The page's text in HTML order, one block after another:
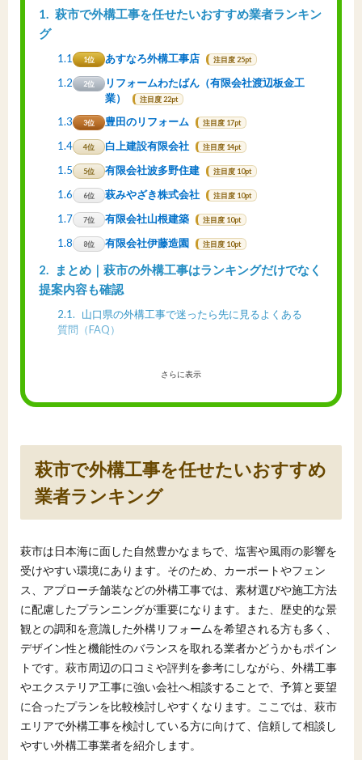
1
萩市で外構工事を任せたいおすすめ業者ランキン
グ
1.1 1位 あすなろ外構工事店 注目度 25pt
1.2 2位
リフォームわたばん（有限会社渡辺板金工
業）
注目度 22pt
1.3 3位 豊田のリフォーム 注目度 17pt
1.4 4位 白上建設有限会社 注目度 14pt
1.5 5位 有限会社波多野住建 注目度 10pt
1.6 6位 萩みやざき株式会社 注目度 10pt
1.7 7位 有限会社山根建築 注目度 10pt
1.8 8位 有限会社伊藤造園 注目度 10pt
2
まとめ｜萩市の外構工事はランキングだけでなく
提案内容も確認
2.1
山口県の外構工事で迷ったら先に見るよくある
質問（FAQ）
さらに表示
萩市で外構工事を任せたいおすすめ
業者ランキング
萩市は日本海に面した自然豊かなまちで、塩害や風雨の影響を
受けやすい環境にあります。そのため、カーポートやフェン
ス、アプローチ舗装などの外構工事では、素材選びや施工方法
に配慮したプランニングが重要になります。また、歴史的な景
観との調和を意識した外構リフォームを希望される方も多く、
デザイン性と機能性のバランスを取れる業者かどうかもポイン
トです。萩市周辺の口コミや評判を参考にしながら、外構工事
やエクステリア工事に強い会社へ相談することで、予算と要望
に合ったプランを比較検討しやすくなります。ここでは、萩市
エリアで外構工事を検討している方に向けて、信頼して相談し
やすい外構工事業者を紹介します。